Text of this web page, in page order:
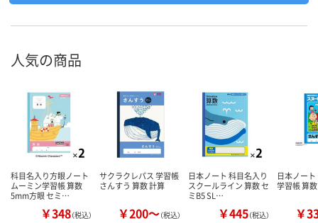
人気の商品
科目名入り方眼ノート
ムーミン学習帳 算数
5mm方眼 セミ…
￥348（税込）
サクラクレパス 学習帳
さんすう 算数 計算
￥200～（税込）
日本ノート 科目名入り
スクールライン 算数 セ
ミB5 SL…
￥445（税込）
日本ノー
学習帳 算
￥